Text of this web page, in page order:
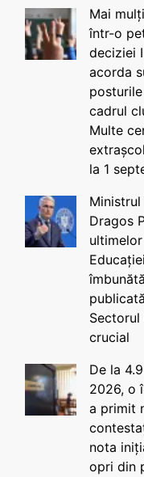
Mai
într-o
deciziei
acorda
cadrul
Multe
la 1
Dragos
crucial
De la
2026, o
a primit
nota
opri din